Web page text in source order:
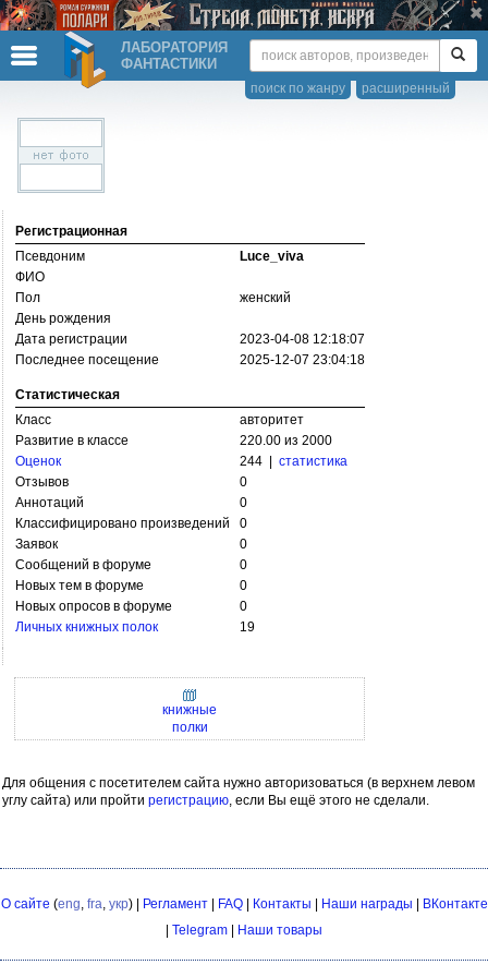
ЛАБОРАТОРИЯ
ФАНТАСТИКИ
расширенный
поиск по жанру
Регистрационная
Псевдоним
Luce_viva
ФИО
Пол
женский
День рождения
Дата регистрации
2023-04-08 12:18:07
Последнее посещение
2025-12-07 23:04:18
Статистическая
Класс
авторитет
Развитие в классе
220.00 из 2000
Оценок
244 | статистика
Отзывов
0
Аннотаций
0
Классифицировано произведений
0
Заявок
0
Сообщений в форуме
0
Новых тем в форуме
0
Новых опросов в форуме
0
Личных книжных полок
19
книжные
полки
Для общения с посетителем сайта нужно авторизоваться (в верхнем левом
углу сайта) или пройти регистрацию, если Вы ещё этого не сделали.
О сайте (eng, fra, укр) | Регламент| FAQ| Контакты Наши награды
ВКонтакте
Telegram Наши товары